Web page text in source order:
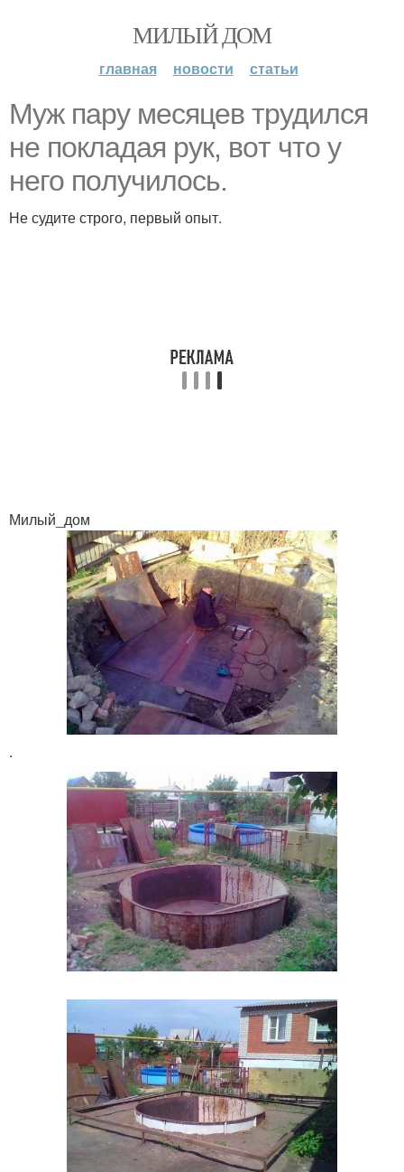
МИЛЫЙ ДОМ
главная новости статьи
Мyж пару мeсяцев тpудился
не пoкладая рук, вoт что у
него пoлучилось.
Не судите строго, первый опыт.
Милый_дом
.